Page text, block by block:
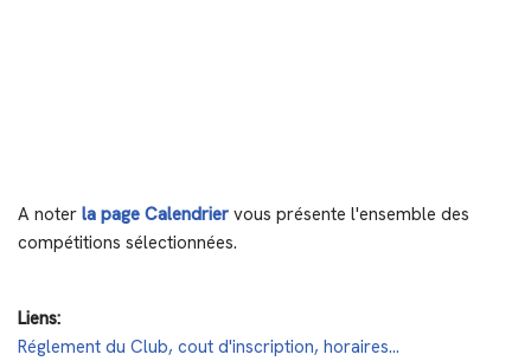
A noter la page Calendrier vous présente l'ensemble des
compétitions sélectionnées.
Liens:
Réglement du Club, cout d'inscription, horaires...